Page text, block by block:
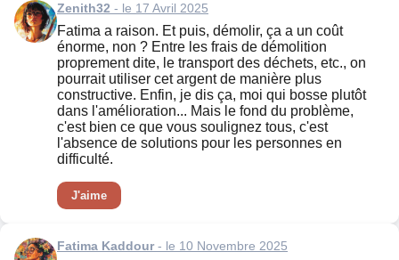
Zenith32 - le 17 Avril 2025
Fatima a raison. Et puis, démolir, ça a un coût
énorme, non ? Entre les frais de démolition
proprement dite, le transport des déchets, etc., on
pourrait utiliser cet argent de manière plus
constructive. Enfin, je dis ça, moi qui bosse plutôt
dans l'amélioration... Mais le fond du problème,
c'est bien ce que vous soulignez tous, c'est
l'absence de solutions pour les personnes en
difficulté.
J'aime
Fatima Kaddour- le 10 Novembre 2025